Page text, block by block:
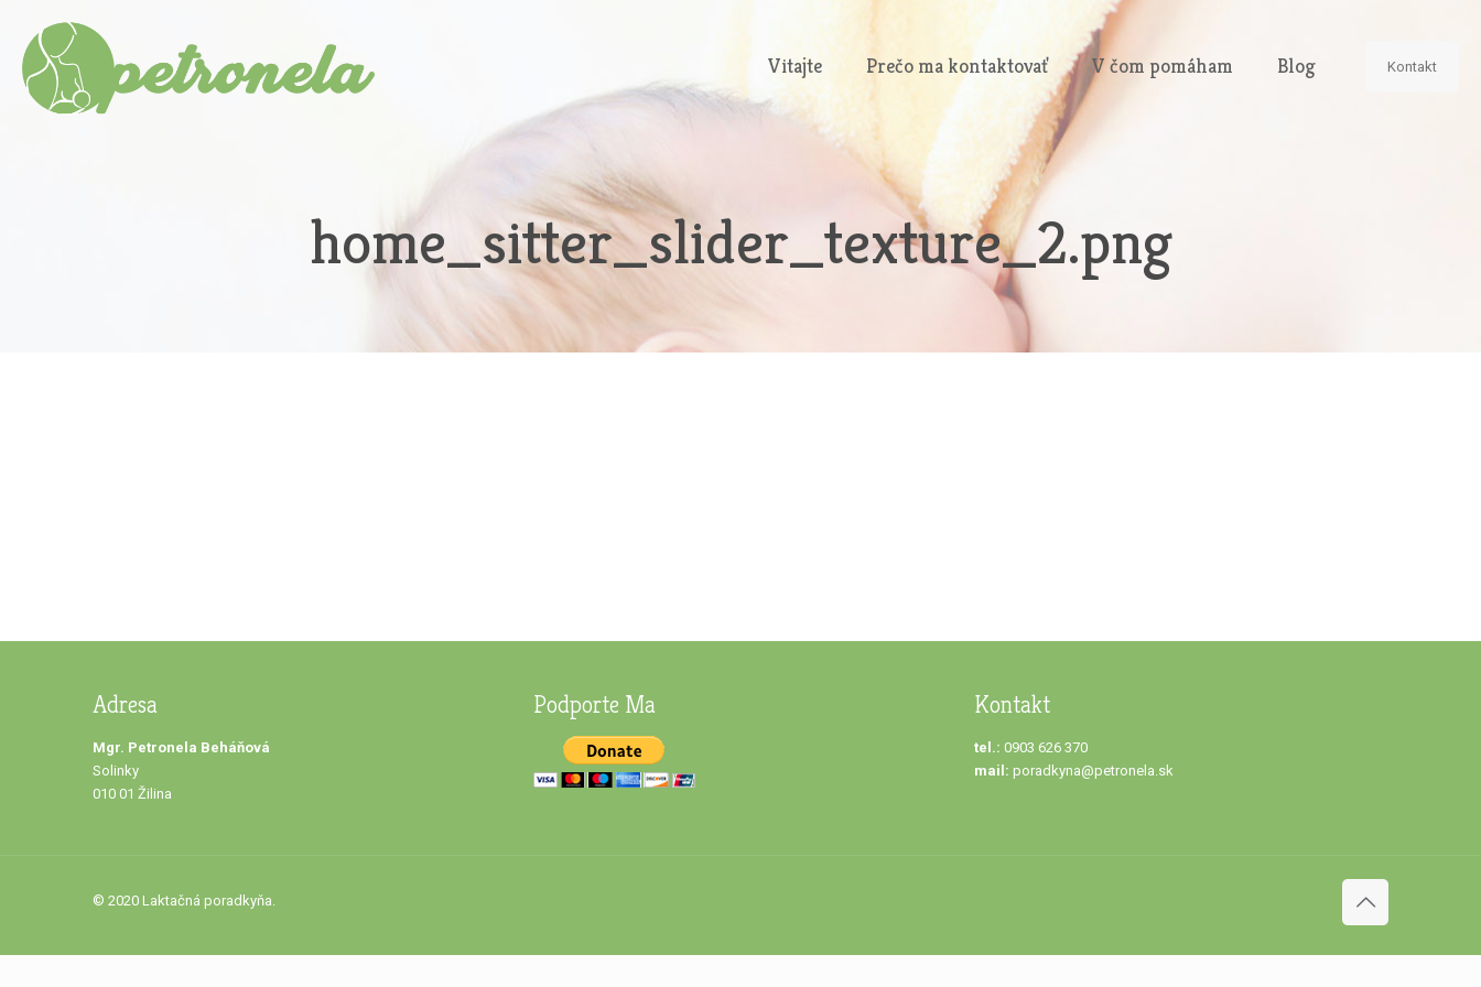
Vitajte Prečo ma kontaktovať V čom pomáham Blog Kontakt
home_sitter_slider_texture_2.png
Adresa
Mgr. Petronela Beháňová
Solinky
010 01 Žilina
Podporte Ma Kontakt
tel.: 0903 626 370
mail: poradkyna@petronela.sk
© 2020 Laktačná poradkyňa.